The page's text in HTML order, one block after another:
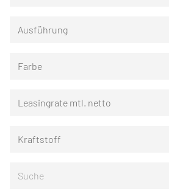
Ausführung
Farbe
Leasingrate mtl. netto
Kraftstoff